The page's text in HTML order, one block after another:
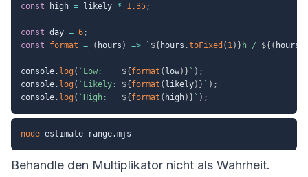
const high = likely * 1.35;
const day = 6;
const
format = ( hours ) => ` ${ hours .toFixed ( 1) } h / ${ ( hours
console. log ( ` Low: ${ format ( low) } ` ) ;
console. log ( ` Likely: ${ format ( likely) } ` ) ;
console. log ( ` High: ${ format ( high) } ` ) ;
node
Behandle den Multiplikator nicht als Wahrheit.